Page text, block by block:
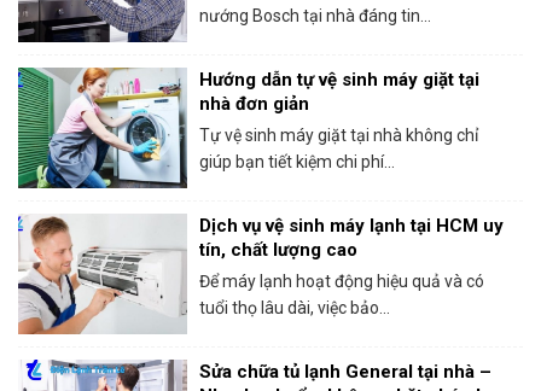
nướng Bosch tại nhà đáng tin...
Hướng dẫn tự vệ sinh máy giặt tại
nhà đơn giản
Tự vệ sinh máy giặt tại nhà không chỉ
giúp bạn tiết kiệm chi phí...
Dịch vụ vệ sinh máy lạnh tại HCM uy
tín, chất lượng cao
Để máy lạnh hoạt động hiệu quả và có
tuổi thọ lâu dài, việc bảo...
Sửa chữa tủ lạnh General tại nhà –